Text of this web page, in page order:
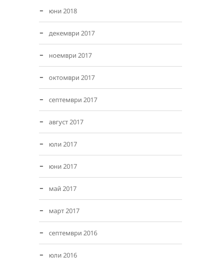
юни 2018
декември 2017
ноември 2017
октомври 2017
септември 2017
август 2017
юли 2017
юни 2017
май 2017
март 2017
септември 2016
юли 2016